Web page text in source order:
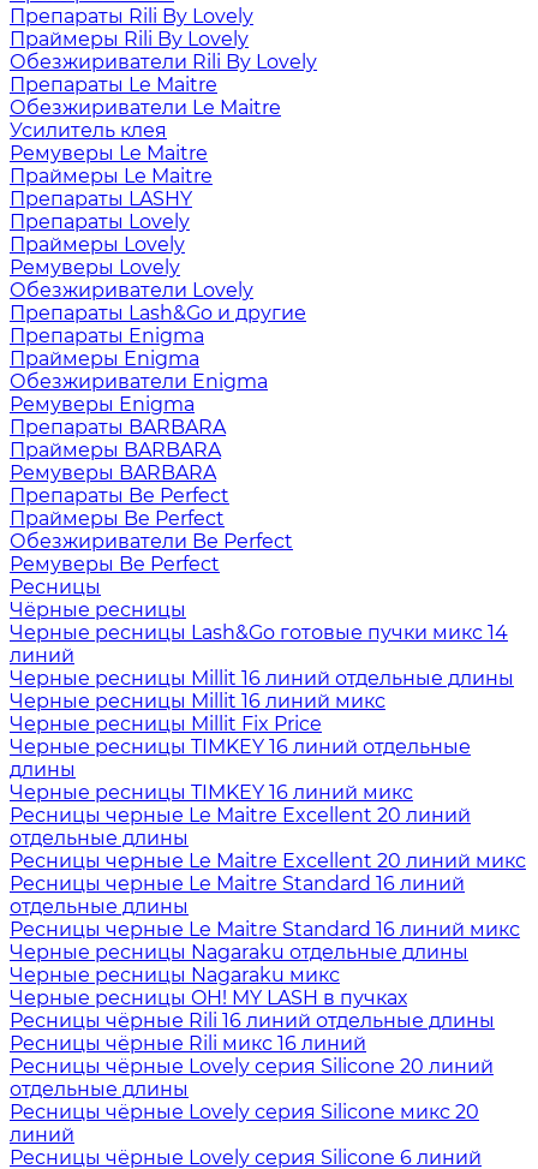
Препараты Rili By Lovely
Праймеры Rili By Lovely
Обезжириватели Rili By Lovely
Препараты Le Maitre
Обезжириватели Le Maitre
Усилитель клея
Ремуверы Le Maitre
Праймеры Le Maitre
Препараты LASHY
Препараты Lovely
Праймеры Lovely
Ремуверы Lovely
Обезжириватели Lovely
Препараты Lash&Go и другие
Препараты Enigma
Праймеры Enigma
Обезжириватели Enigma
Ремуверы Enigma
Препараты BARBARA
Праймеры BARBARA
Ремуверы BARBARA
Препараты Be Perfect
Праймеры Be Perfect
Обезжириватели Be Perfect
Ремуверы Be Perfect
Ресницы
Чёрные ресницы
Черные ресницы Lash&Go готовые пучки микс 14
линий
Черные ресницы Millit 16 линий отдельные длины
Черные ресницы Millit 16 линий микс
Черные ресницы Millit Fix Price
Черные ресницы TIMKEY 16 линий отдельные
длины
Черные ресницы TIMKEY 16 линий микс
Ресницы черные Le Maitre Excellent 20 линий
отдельные длины
Ресницы черные Le Maitre Excellent 20 линий микс
Ресницы черные Le Maitre Standard 16 линий
отдельные длины
Ресницы черные Le Maitre Standard 16 линий микс
Черные ресницы Nagaraku отдельные длины
Черные ресницы Nagaraku микс
Черные ресницы OH! MY LASH в пучках
Ресницы чёрные Rili 16 линий отдельные длины
Ресницы чёрные Rili микс 16 линий
Ресницы чёрные Lovely серия Silicone 20 линий
отдельные длины
Ресницы чёрные Lovely серия Silicone микс 20
линий
Ресницы чёрные Lovely серия Silicone 6 линий